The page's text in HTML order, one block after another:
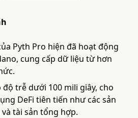
Pyth Pro hiện đã hoạt động
cung cấp dữ liệu từ hơn
độ trễ dưới 100 mili giây, cho
DeFi tiên tiến như các sản
tài sản tổng hợp.